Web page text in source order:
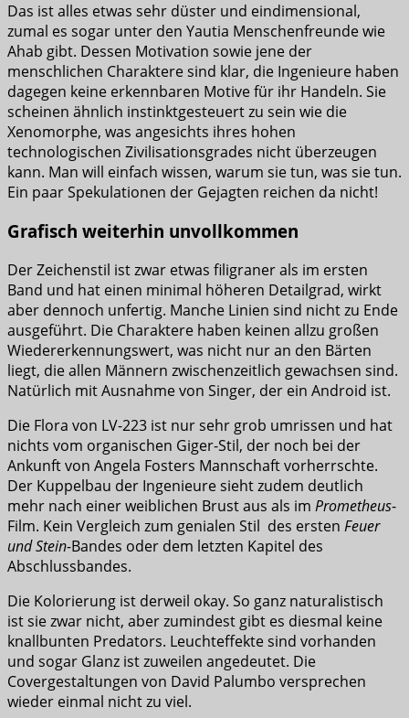
Das ist alles etwas sehr düster und eindimensional,
zumal es sogar unter den Yautia Menschenfreunde wie
Ahab gibt. Dessen Motivation sowie jene der
menschlichen Charaktere sind klar, die Ingenieure haben
dagegen keine erkennbaren Motive für ihr Handeln. Sie
scheinen ähnlich instinktgesteuert zu sein wie die
Xenomorphe, was angesichts ihres hohen
technologischen Zivilisationsgrades nicht überzeugen
kann. Man will einfach wissen, warum sie tun, was sie tun.
Ein paar Spekulationen der Gejagten reichen da nicht!
Grafisch weiterhin unvollkommen
Der Zeichenstil ist zwar etwas filigraner als im ersten
Band und hat einen minimal höheren Detailgrad, wirkt
aber dennoch unfertig. Manche Linien sind nicht zu Ende
ausgeführt. Die Charaktere haben keinen allzu großen
Wiedererkennungswert, was nicht nur an den Bärten
liegt, die allen Männern zwischenzeitlich gewachsen sind.
Natürlich mit Ausnahme von Singer, der ein Android ist.
Die Flora von LV-223 ist nur sehr grob umrissen und hat
nichts vom organischen Giger-Stil, der noch bei der
Ankunft von Angela Fosters Mannschaft vorherrschte.
Der Kuppelbau der Ingenieure sieht zudem deutlich
mehr nach einer weiblichen Brust aus als im Prometheus-
Film. Kein Vergleich zum genialen Stil des ersten Feuer
und Stein-Bandes oder dem letzten Kapitel des
Abschlussbandes.
Die Kolorierung ist derweil okay. So ganz naturalistisch
ist sie zwar nicht, aber zumindest gibt es diesmal keine
knallbunten Predators. Leuchteffekte sind vorhanden
und sogar Glanz ist zuweilen angedeutet. Die
Covergestaltungen von David Palumbo versprechen
wieder einmal nicht zu viel.